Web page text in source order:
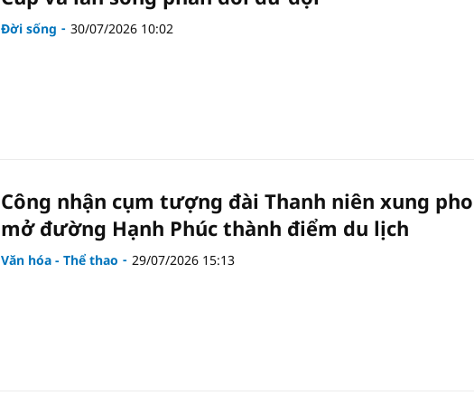
Đời sống 30/07/2026 10:02
Công nhận cụm tượng đài Thanh niên xung
mở đường Hạnh Phúc thành điểm du lịch
Văn hóa - Thể thao 29/07/2026 15:13